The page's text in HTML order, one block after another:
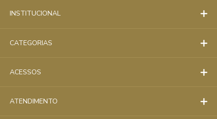
INSTITUCIONAL
CATEGORIAS
ACESSOS
ATENDIMENTO